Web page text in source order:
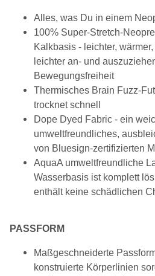
Alles, was Du in einem
100% Super-Stretch-
Kalkbasis - leichter,
leichter an- und
Bewegungsfreiheit
Thermisches Brain Fuzz-
trocknet schnell
Dope Dyed Fabric - ein
umweltfreundliches,
von Bluesign-zertifizierten
AquaA umweltfreundliche
Wasserbasis ist komplett
enthält keine schädlichen
PASSFORM
Maßgeschneiderte
konstruierte Körperlinien